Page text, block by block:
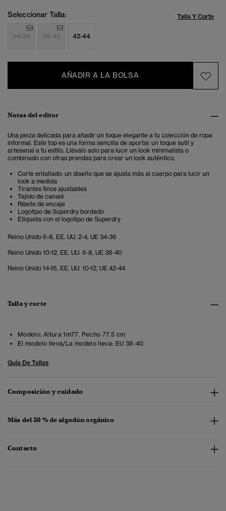
Seleccionar Talla: Talla Y Corte
34-36 38-40 42-44
AÑADIR A LA BOLSA
Notas del editor
Una pieza delicada para añadir un toque elegante a tu colección de ropa
informal. Este top es una forma sencilla de aportar un toque sutil y
artesanal a tu estilo. Llévalo solo para lucir un look minimalista o
combinado con otras prendas para crear un look auténtico.
Corte entallado: un diseño que se ajusta más al cuerpo para lucir un
look a medida
Tirantes finos ajustables
Tejido de canalé
Ribete de encaje
Logotipo de Superdry bordado
Etiqueta con el logotipo de Superdry
Reino Unido 6-8, EE. UU. 2-4, UE 34-36
Reino Unido 10-12, EE. UU. 6-8, UE 38-40
Reino Unido 14-16, EE. UU. 10-12, UE 42-44
Talla y corte
Modelo: Altura 1m77. Pecho 77.5 cm
El modelo lleva/La modelo lleva: EU 38-40
Guía De Tallas
Composición y cuidado
Más del 50 % de algodón orgánico
Contacto